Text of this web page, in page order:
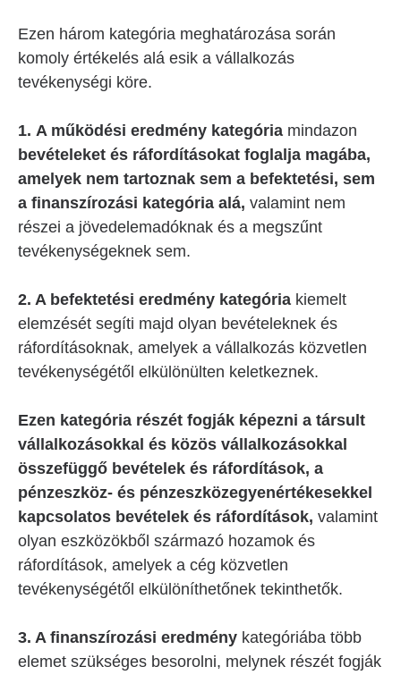
Ezen három kategória meghatározása során
komoly értékelés alá esik a vállalkozás
tevékenységi köre.
1. A működési eredmény kategória mindazon
bevételeket és ráfordításokat foglalja magába,
amelyek nem tartoznak sem a befektetési, sem
a finanszírozási kategória alá, valamint nem
részei a jövedelemadóknak és a megszűnt
tevékenységeknek sem.
2. A befektetési eredmény kategória kiemelt
elemzését segíti majd olyan bevételeknek és
ráfordításoknak, amelyek a vállalkozás közvetlen
tevékenységétől elkülönülten keletkeznek.
Ezen kategória részét fogják képezni a társult
vállalkozásokkal és közös vállalkozásokkal
összefüggő bevételek és ráfordítások, a
pénzeszköz- és pénzeszközegyenértékesekkel
kapcsolatos bevételek és ráfordítások, valamint
olyan eszközökből származó hozamok és
ráfordítások, amelyek a cég közvetlen
tevékenységétől elkülöníthetőnek tekinthetők.
3. A finanszírozási eredmény kategóriába több
elemet szükséges besorolni, melynek részét fogják